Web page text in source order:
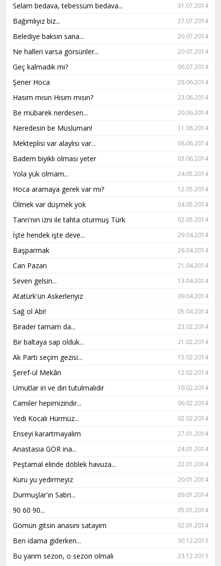
Selam bedava, tebessüm bedava... 31.07.2014
Bağımlıyız biz... 27.07.2014
Belediye baksın sana... 20.07.2014
Ne halleri varsa görsünler... 20.07.2014
Geç kalmadık mı? 06.07.2014
Şener Hoca 28.06.2014
Hasım mısın Hısım mısın? 23.06.2014
Be mübarek nerdesen... 20.06.2014
Neredesin be Müslüman! 11.06.2014
Mekteplisi var alaylısı var... 08.06.2014
Badem bıyıklı olması yeter 03.06.2014
Yola yük olmam... 24.05.2014
Hoca aramaya gerek var mı? 12.05.2014
Ölmek var düşmek yok 04.05.2014
Tanrı'nın izni ile tahta oturmuş Türk 02.05.2014
İşte hendek işte deve... 29.04.2014
Başparmak 26.04.2014
Can Pazarı 21.04.2014
Seven gelsin... 13.04.2014
Atatürk'ün Askerleriyiz 09.04.2014
Sağ ol Abi! 05.04.2014
Birader tamam da... 23.02.2014
Bir baltaya sap olduk... 21.02.2014
Ak Parti seçim gezisi... 15.02.2014
Şeref-ül Mekân 12.02.2014
Umutlar iri ve diri tutulmalıdır 10.02.2014
Camiler hepimizindir... 06.02.2014
Yedi Kocalı Hürmüz... 02.02.2014
Enseyi karartmayalım 27.01.2014
Anastasia GÖR ina... 24.01.2014
Peştamal elinde döblek havuza... 22.01.2014
Kuru yu yedirmeyiz 20.01.2014
Durmuşlar'ın Sabri... 09.01.2014
90 60 90... 05.01.2014
Gömün gitsin anasını satayım 02.01.2014
Ben idama giderken... 30.12.2013
Bu yarım sezon, o sezon olmalı 23.12.2013